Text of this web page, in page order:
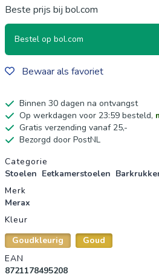
Beste prijs bij bol.com
Bestel op bol.com
Bewaar als favoriet
Binnen 30 dagen na ontvangst
Op werkdagen voor 23:59 besteld,
Gratis verzending vanaf 25,-
Bezorgd door PostNL
Productgegevens
Categorie
Stoelen Eetkamerstoelen
Merk
Merax
Kleur
Goudkleurig
Goud
EAN
8721178495208